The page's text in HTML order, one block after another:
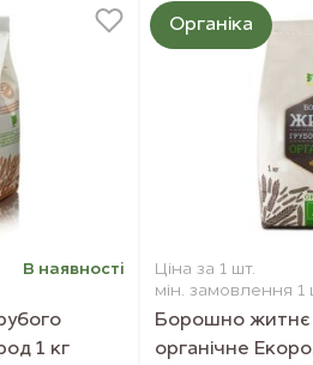
В наявностi
1 кг
Ціна за 1 шт.
мін. замовлення 1
Борошно житнє
органічне
Органіка